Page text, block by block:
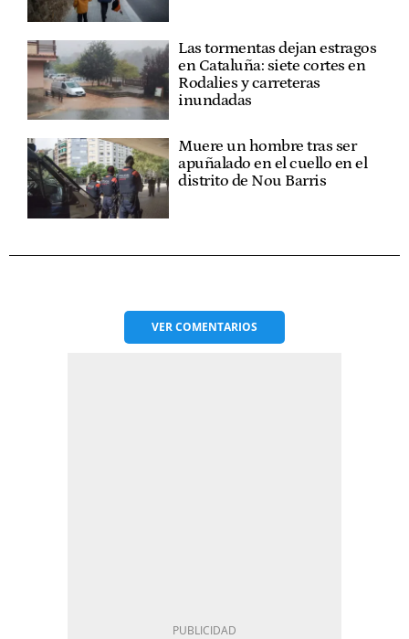
Las tormentas dejan estragos
en Cataluña: siete cortes en
Rodalies y carreteras
inundadas
Muere un hombre tras ser
apuñalado en el cuello en el
distrito de Nou Barris
VERCOMENTARIOS